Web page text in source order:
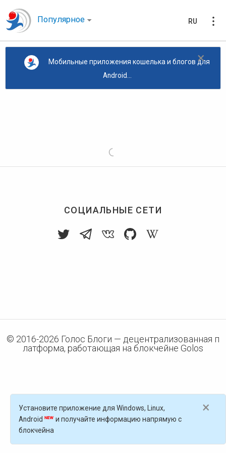
Популярное RU
×
Мобильные приложения кошелька и блогов для
Android...
СОЦИАЛЬНЫЕ СЕТИ
© 2016-2026 Голос Блоги — децентрализованная п
латформа, работающая на блокчейне Golos
×
Установите приложение для Windows, Linux,
Android
и получайте информацию напрямую с
блокчейна